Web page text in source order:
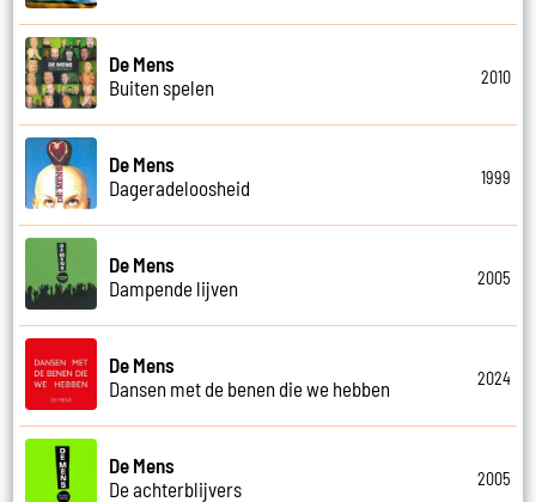
De Mens
Buiten spelen
2010
De Mens
Dageradeloosheid
1999
De Mens
Dampende lijven
2005
De Mens
Dansen met de benen die we hebben
2024
De Mens
De achterblijvers
2005